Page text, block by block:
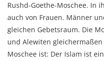
Rushd-Goethe-Moschee. In
auch von Frauen. Männer
gleichen Gebetsraum. Die
und Alewiten
Moschee ist: Der Islam ist